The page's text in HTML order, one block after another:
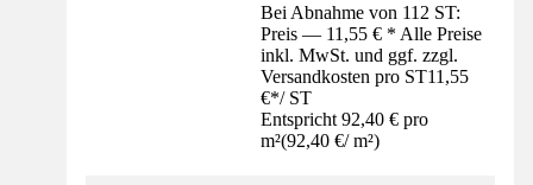
Bei Abnahme von 112 ST:
Preis — 11,55 € * Alle Preise
inkl. MwSt. und ggf. zzgl.
Versandkosten pro ST11,55
€*/ ST
Entspricht 92,40 € pro
m²(92,40 €/ m²)